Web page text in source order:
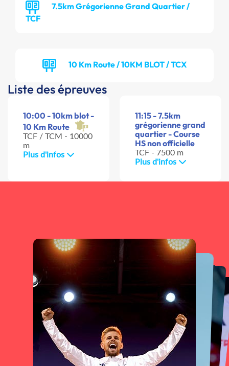
7.5km Grégorienne Grand Quartier /
TCF
10 Km Route / 10KM BLOT / TCX
Liste des épreuves
10:00 - 10km blot -
10 Km Route
TCF / TCM - 10000
m
Plus d'infos
11:15 - 7.5km
grégorienne grand
quartier - Course
HS non officielle
TCF - 7500 m
Plus d'infos